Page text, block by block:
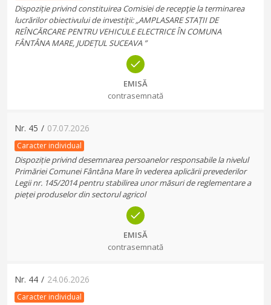
Dispoziție privind constituirea Comisiei de recepţie la terminarea
lucrărilor obiectivului de investiţii: „AMPLASARE STAȚII DE
REÎNCĂRCARE PENTRU VEHICULE ELECTRICE ÎN COMUNA
FÂNTÂNA MARE, JUDEȚUL SUCEAVA ”
EMISĂ
contrasemnată
Nr. 45 / 07.07.2026
Caracter individual
Dispoziție privind desemnarea persoanelor responsabile la nivelul
Primăriei Comunei Fântâna Mare în vederea aplicării prevederilor
Legii nr. 145/2014 pentru stabilirea unor măsuri de reglementare a
pieței produselor din sectorul agricol
EMISĂ
contrasemnată
Nr. 44 / 24.06.2026
Caracter individual